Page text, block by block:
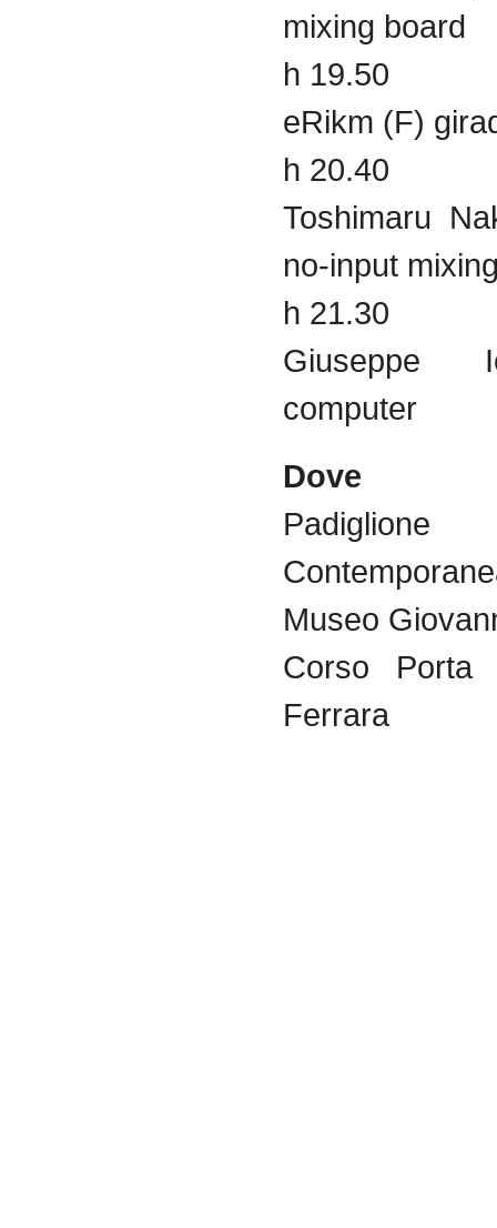
mixing board
h 19.50
eRikm (F)
h 20.40
Toshimaru
no-input
h 21.30
Giuseppe
computer
Dove
Museo
Corso
Ferrara